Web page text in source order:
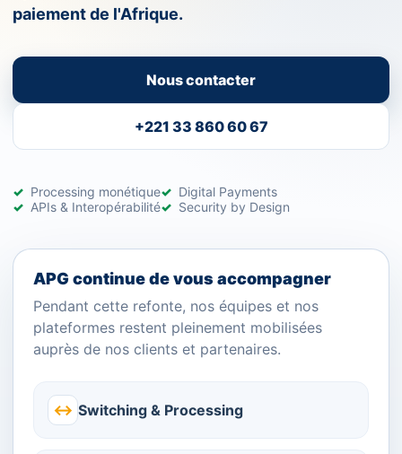
paiement de l'Afrique.
Nous contacter
+221 33 860 60 67
Processing monétique
Digital Payments
APIs & Interopérabilité
Security by Design
APG continue de vous accompagner
Pendant cette refonte, nos équipes et nos
plateformes restent pleinement mobilisées
auprès de nos clients et partenaires.
↔ Switching & Processing